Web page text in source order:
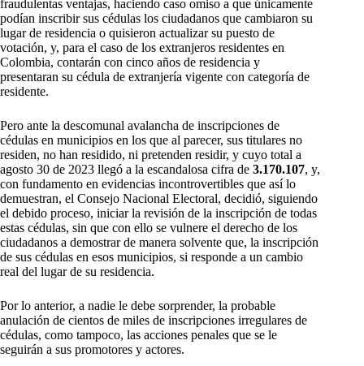
fraudulentas ventajas, haciendo caso omiso a que únicamente
podían inscribir sus cédulas los ciudadanos que cambiaron su
lugar de residencia o quisieron actualizar su puesto de
votación, y, para el caso de los extranjeros residentes en
Colombia, contarán con cinco años de residencia y
presentaran su cédula de extranjería vigente con categoría de
residente.
Pero ante la descomunal avalancha de inscripciones de
cédulas en municipios en los que al parecer, sus titulares no
residen, no han residido, ni pretenden residir, y cuyo total a
agosto 30 de 2023 llegó a la escandalosa cifra de 3.170.107, y,
con fundamento en evidencias incontrovertibles que así lo
demuestran, el Consejo Nacional Electoral, decidió, siguiendo
el debido proceso, iniciar la revisión de la inscripción de todas
estas cédulas, sin que con ello se vulnere el derecho de los
ciudadanos a demostrar de manera solvente que, la inscripción
de sus cédulas en esos municipios, si responde a un cambio
real del lugar de su residencia.
Por lo anterior, a nadie le debe sorprender, la probable
anulación de cientos de miles de inscripciones irregulares de
cédulas, como tampoco, las acciones penales que se le
seguirán a sus promotores y actores.